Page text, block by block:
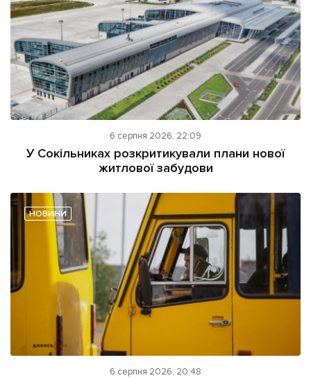
6 серпня 2026, 22:09
У Сокільниках розкритикували плани нової
житлової забудови
НОВИНИ
6 серпня 2026, 20:48